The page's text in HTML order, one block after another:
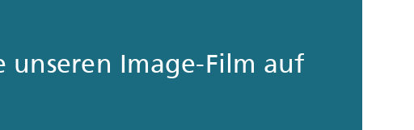
unseren Image-Film auf